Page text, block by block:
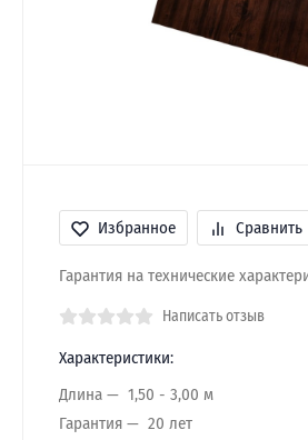
Избранное Сравнить
Гарантия на технические
Написать отзыв
Характеристики:
Длина
1,50 - 3,00 м
Гарантия
20 лет